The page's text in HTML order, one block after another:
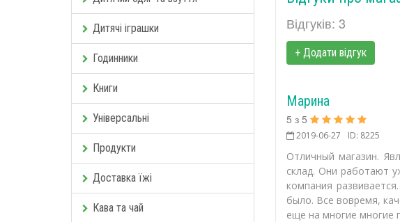
Дитячі іграшки
Годинники
Книги
Універсальні
Продукти
Доставка їжі
Кава та чай
Відгуків: 3
+ Додати відгук
Марина
5 з 5
2019-06-27 ID: 8225
Отличный магазин.
склад. Они работают
компания
было. Все вовремя,
еще на многие многие